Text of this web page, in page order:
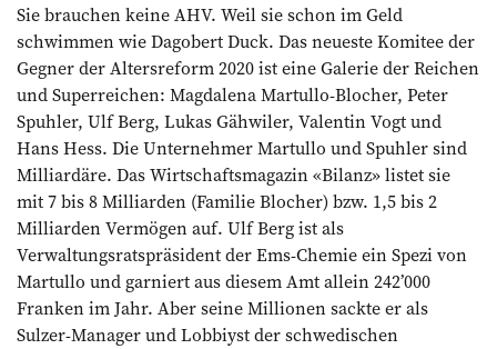
Sie brauchen keine AHV. Weil sie schon im Geld
schwimmen wie Dagobert Duck. Das neueste Komitee der
Gegner der Altersreform 2020 ist eine Galerie der Reichen
und Superreichen: Magdalena Martullo-Blocher, Peter
Spuhler, Ulf Berg, Lukas Gähwiler, Valentin Vogt und
Hans Hess. Die Unternehmer Martullo und Spuhler sind
Milliardäre. Das Wirtschaftsmagazin «Bilanz» listet sie
mit 7 bis 8 Milliarden (Familie Blocher) bzw. 1,5 bis 2
Milliarden Vermögen auf. Ulf Berg ist als
Verwaltungsratspräsident der Ems-Chemie ein Spezi von
Martullo und garniert aus diesem Amt allein 242’000
Franken im Jahr. Aber seine Millionen sackte er als
Sulzer-Manager und Lobbiyst der schwedischen